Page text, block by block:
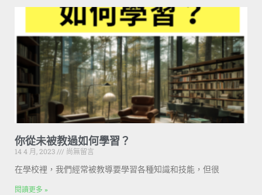
你從未被教過如何學習？
14 4 月, 2023
尚無留言
在學校裡，我們經常被教導要學習各種知識和技能，但很
閱讀更多 »